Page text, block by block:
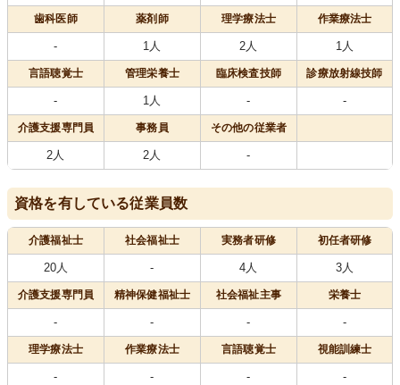
歯科医師 薬剤師 理学療法士 作業療法士
- 1人 2人 1人
言語聴覚士 管理栄養士 臨床検査技師 診療放射線技師
- 1人 - -
介護支援専門員 事務員 その他の従業者
2人 2人 -
資格を有している従業員数
介護福祉士 社会福祉士 実務者研修 初任者研修
20人 - 4人 3人
介護支援専門員 精神保健福祉士 社会福祉主事 栄養士
- - - -
理学療法士 作業療法士 言語聴覚士 視能訓練士
- - - -